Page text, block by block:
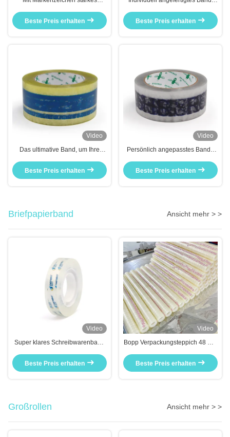
farbenfrohes Logo Druckband
Beste Preis erhalten
Festigkeit und Transparenz.
Beste Preis erhalten
Video
Das ultimative Band, um Ihre
Beste Preis erhalten
Video
Persönlich angepasstes Band -
Transparenz und Haftung
Beste Preis erhalten
Briefpapierband Ansicht mehr > >
Video
Super klares Schreibwarenband
Beste Preis erhalten
Video
Bopp Verpackungsteppich 48 mm
Beste Preis erhalten
Großrollen Ansicht mehr > >